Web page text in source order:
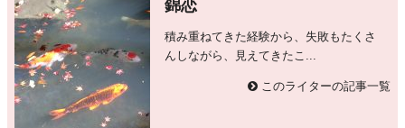
錦恋
積み重ねてきた経験から、失敗もたくさ
んしながら、見えてきたこ...
このライターの記事一覧